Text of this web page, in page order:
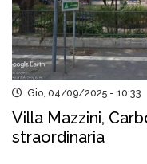
Gio, 04/09/2025 - 10:33
Villa Mazzini,
straordinaria